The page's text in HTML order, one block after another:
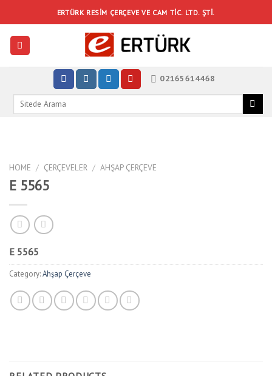
to
content
ERTÜRK RESIM ÇERÇEVE VE CAM TIC. LTD. ŞTI.
02165614468
Search
HOME / ÇERÇEVELER / AHŞAP ÇERÇEVE
E 5565
E 5565
Category:Ahşap Çerçeve